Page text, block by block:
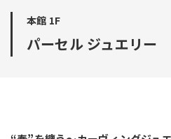
本館 1F
パーセル ジュエリー